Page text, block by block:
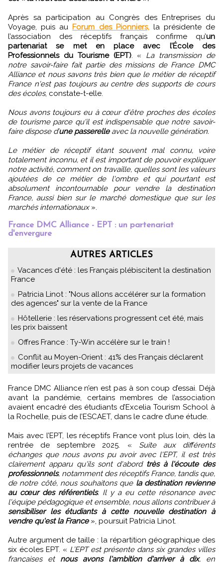
Après sa participation au Congrès des Entreprises du
Voyage, puis au Forum des Pionniers,la présidente de
l’association des réceptifs français confirme qu’un
partenariat se met en place avec l’École des
Professionnels du Tourisme (EPT). « La transmission de
notre savoir-faire fait partie des missions de France DMC
Alliance et nous savons très bien que le métier de réceptif
France n'est pas toujours au centre des supports de cours
des écoles, constate-t-elle.
Nous avons toujours eu à cœur d'être proches des écoles
de tourisme parce qu'il est indispensable que notre savoir-
faire dispose d’une passerelleavec la nouvelle génération.
Le métier de réceptif étant souvent mal connu, voire
totalement inconnu, et il est important de pouvoir expliquer
notre activité, comment on travaille, quelles sont les valeurs
ajoutées de ce métier de l'ombre et qui pourtant est
absolument incontournable pour vendre la destination
France, aussi bien sur le marché domestique que sur les
marchés internationaux».
France DMC Alliance - EPT : un partenariat
d'envergure
AUTRES ARTICLES
Vacances d'été : les Français plébiscitent la destination
France
Patricia Linot : "Nous allons accélérer sur la formation
des agences" sur la vente de la France
Hôtellerie : les réservations progressent cet été, mais
les prix baissent
Offres France : Ty-Win accélère sur le train !
Conflit au Moyen-Orient : 41% des Français déclarent
modifier leurs projets de vacances
France DMC Alliance n’en est pas à son coup d’essai. Déjà
avant la pandémie, certains membres de l’association
avaient encadré des étudiants d’Excelia Tourism School à
la Rochelle, puis de l’ESCAET, dans le cadre d’une étude.
Mais avec l’EPT, les réceptifs France vont plus loin, dès la
rentrée de septembre 2025. « Suite aux différents
échanges que nous avons pu avoir avec l'EPT, il est très
clairement apparu qu'ils sont d'abord très à l'écoute des
professionnels, notamment des réceptifs France, tandis que,
de notre côté, nous souhaitons que la destination revienne
au cœur des référentiels. Il y a eu cette résonance avec
l'équipe pédagogique et ensemble, nous allons contribuer à
sensibiliser les étudiants à cette nouvelle destination à
vendre qu'est la France», poursuit Patricia Linot.
Autre argument de taille : la répartition géographique des
six écoles EPT. « L’EPT est présente dans six grandes villes
françaises et nous avons l'ambition d'arriver à dix, en